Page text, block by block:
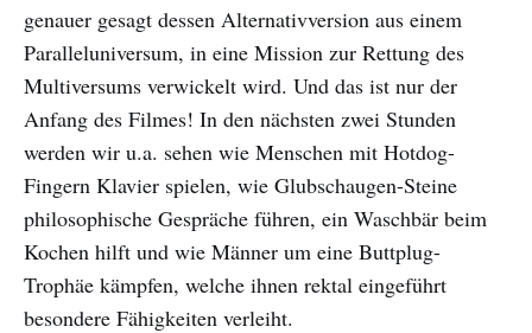
genauer gesagt dessen Alternativversion aus einem
Paralleluniversum, in eine Mission zur Rettung des
Multiversums verwickelt wird. Und das ist nur der
Anfang des Filmes! In den nächsten zwei Stunden
werden wir u.a. sehen wie Menschen mit Hotdog-
Fingern Klavier spielen, wie Glubschaugen-Steine
philosophische Gespräche führen, ein Waschbär beim
Kochen hilft und wie Männer um eine Buttplug-
Trophäe kämpfen, welche ihnen rektal eingeführt
besondere Fähigkeiten verleiht.